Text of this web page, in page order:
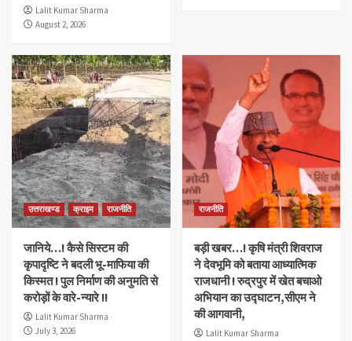
Lalit Kumar Sharma
August 2, 2026
उत्तराखण्ड क्राइम राजनीति
जानिये…! कैसे सिस्टम की
कृपादृष्टि ने बदली भू-माफिया की
किस्मत ! पुल निर्माण की अनुमति से
करोड़ों के वारे-न्यारे !!
Lalit Kumar Sharma
July 3, 2026
राजनीति
बड़ी खबर…! कृषि मंत्री शिवराज
ने देवभूमि को बताया आध्यात्मिक
राजधानी ! रुद्रपुर में खेत बचाओ
अभियान का उद्घाटन,सीएम ने
की आगवानी,
Lalit Kumar Sharma